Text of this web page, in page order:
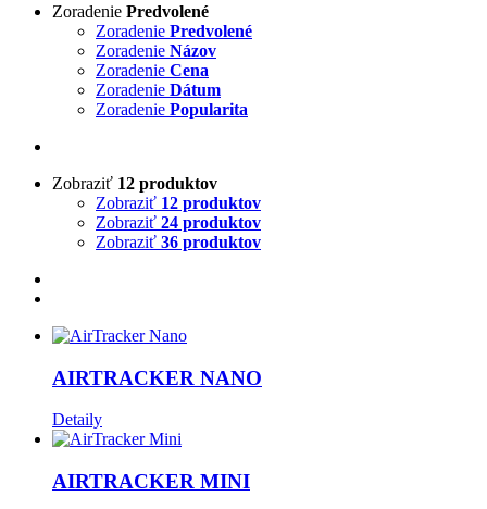
Zoradenie Predvolené
Zoradenie Predvolené
Zoradenie Názov
Zoradenie Cena
Zoradenie Dátum
Zoradenie Popularita
Zobraziť 12 produktov
Zobraziť 12 produktov
Zobraziť 24 produktov
Zobraziť 36 produktov
AIRTRACKER NANO
Detaily
AIRTRACKER MINI